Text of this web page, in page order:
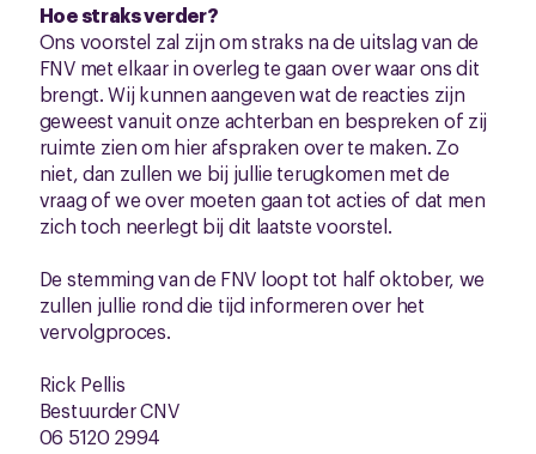
Hoe straks verder?
Ons voorstel zal zijn om straks na de uitslag van de
FNV met elkaar in overleg te gaan over waar ons dit
brengt. Wij kunnen aangeven wat de reacties zijn
geweest vanuit onze achterban en bespreken of zij
ruimte zien om hier afspraken over te maken. Zo
niet, dan zullen we bij jullie terugkomen met de
vraag of we over moeten gaan tot acties of dat men
zich toch neerlegt bij dit laatste voorstel.
De stemming van de FNV loopt tot half oktober, we
zullen jullie rond die tijd informeren over het
vervolgproces.
Rick Pellis
Bestuurder CNV
06 5120 2994